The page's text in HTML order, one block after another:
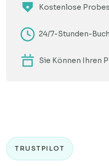
Kostenlose
24/7-Stunden-
Sie Können Ihren
TRUSTPILOT